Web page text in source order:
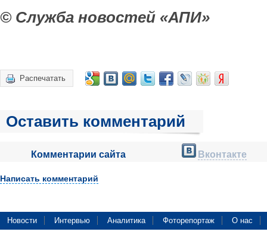
© Служба новостей «АПИ»
Распечатать
Оставить комментарий
Комментарии сайта Вконтакте
Написать комментарий
Новости Интервью Аналитика Фоторепортаж О нас